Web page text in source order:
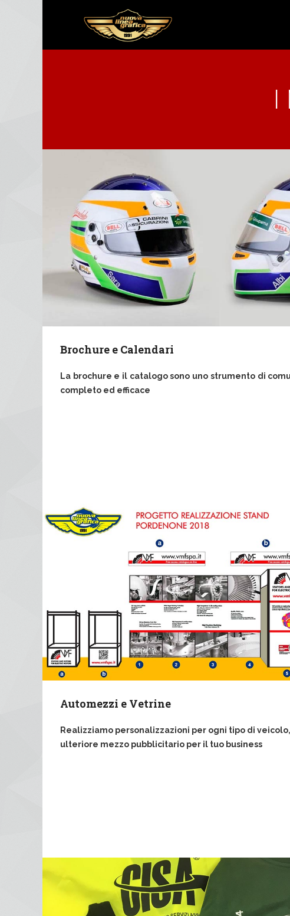
I
Brochure e Calendari
La brochure e il catalogo sono uno strumento di
completo ed efficace
Automezzi e Vetrine
Realizziamo personalizzazioni per ogni tipo di
ulteriore mezzo pubblicitario per il tuo business